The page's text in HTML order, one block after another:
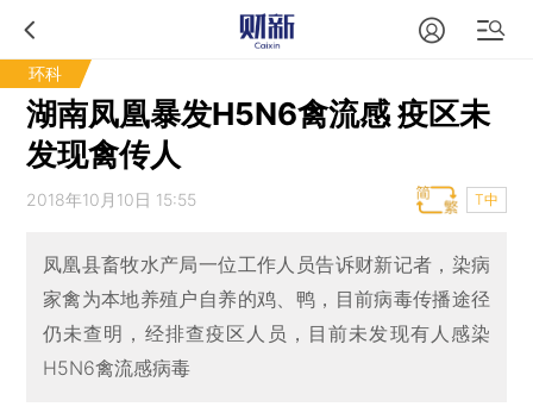
环科
湖南凤凰暴发H5N6禽流感 疫区未
发现禽传人
2018年10月10日 15:55 T中
凤凰县畜牧水产局一位工作人员告诉财新记者，染病
家禽为本地养殖户自养的鸡、鸭，目前病毒传播途径
仍未查明，经排查疫区人员，目前未发现有人感染
H5N6禽流感病毒